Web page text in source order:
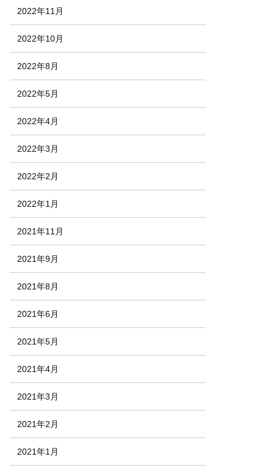
2022年11月
2022年10月
2022年8月
2022年5月
2022年4月
2022年3月
2022年2月
2022年1月
2021年11月
2021年9月
2021年8月
2021年6月
2021年5月
2021年4月
2021年3月
2021年2月
2021年1月